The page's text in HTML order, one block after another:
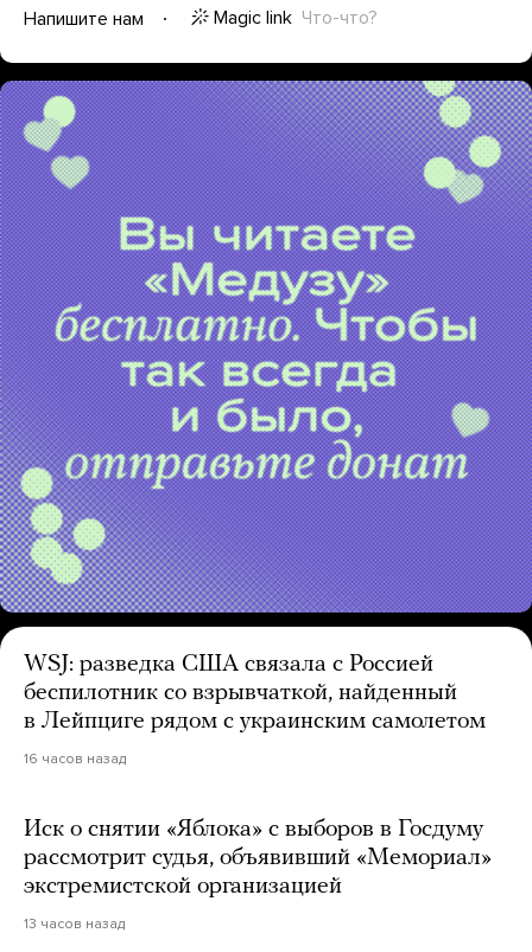
Напишите нам
Magic link Что-что?
WSJ: разведка США связала с Россией
беспилотник со взрывчаткой, найденный
в Лейпциге рядом с украинским самолетом
16 часов назад
Иск о снятии «Яблока» с выборов в Госдуму
рассмотрит судья, объявивший «Мемориал»
экстремистской организацией
13 часов назад